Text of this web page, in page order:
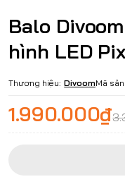
Balo
hình LED
Thương hiệu: DivoomMã
1.990.000₫